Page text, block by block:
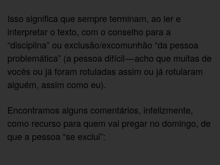
Isso significa que sempre terminam, ao ler e
interpretar o texto, com o conselho para a
“disciplina” ou exclusão/excomunhão “da pessoa
problemática” (a pessoa difícil — acho que muitas de
vocês ou já foram rotuladas assim ou já rotularam
alguém, assim como eu).
Encontramos alguns comentários, infelizmente,
como recurso para quem vai pregar no domingo, de
que a pessoa “se exclui”: